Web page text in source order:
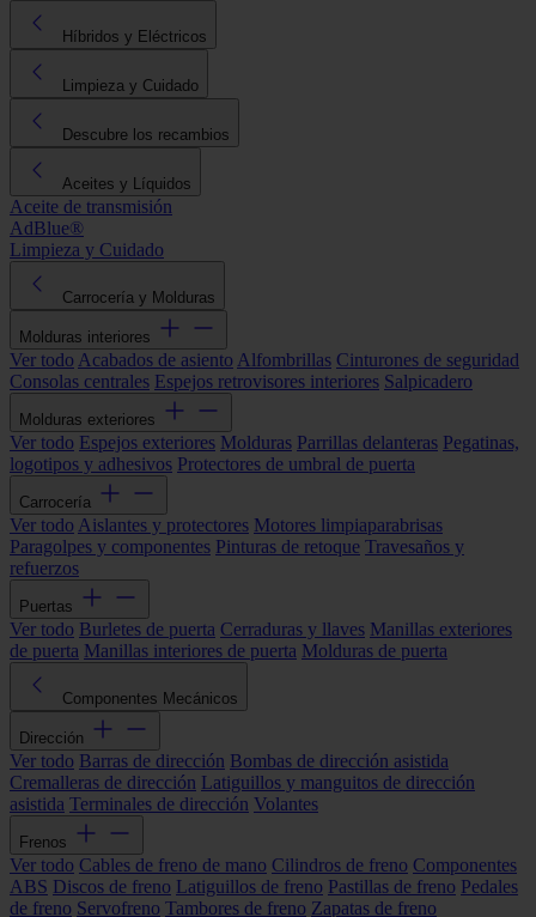
Híbridos y Eléctricos
Limpieza y Cuidado
Descubre los recambios
Aceites y Líquidos
Aceite de transmisión
AdBlue®
Limpieza y Cuidado
Carrocería y Molduras
Molduras interiores
Ver todo Acabados de asiento Alfombrillas Cinturones de seguridad
Consolas centrales Espejos retrovisores interiores Salpicadero
Molduras exteriores
Ver todo Espejos exteriores Molduras Parrillas delanteras Pegatinas,
logotipos y adhesivos Protectores de umbral de puerta
Carrocería
Ver todo Aislantes y protectores Motores limpiaparabrisas
Paragolpes y componentes Pinturas de retoque Travesaños y
refuerzos
Puertas
Ver todo Burletes de puerta Cerraduras y llaves Manillas exteriores
de puerta Manillas interiores de puerta Molduras de puerta
Componentes Mecánicos
Dirección
Ver todo Barras de dirección Bombas de dirección asistida
Cremalleras de dirección Latiguillos y manguitos de dirección
asistida Terminales de dirección Volantes
Frenos
Ver todo Cables de freno de mano Cilindros de freno Componentes
ABS Discos de freno Latiguillos de freno Pastillas de freno Pedales
de freno Servofreno Tambores de freno Zapatas de freno